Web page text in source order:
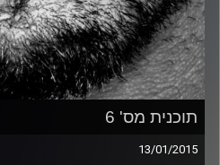
תוכנית מס' 6
13/01/2015